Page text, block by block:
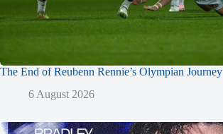
The End of Reubenn Rennie’s Olympian Journey
6 August 2026